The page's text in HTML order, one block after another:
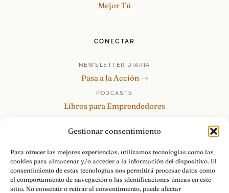
Gestionar consentimiento
Para ofrecer las mejores experiencias, utilizamos tecnologías como las
cookies para almacenar y/o acceder a la información del dispositivo. El
consentimiento de estas tecnologías nos permitirá procesar datos como
el comportamiento de navegación o las identificaciones únicas en este
sitio. No consentir o retirar el consentimiento, puede afectar
Mejor Tú
CONECTAR
NEWSLETTER DIARIA
Pasa a la Acción →
PODCASTS
Libros para Emprendedores
re:Invéntate / PowerSkills
MENTOR360
HABLAMOS
Contacto y consultas →